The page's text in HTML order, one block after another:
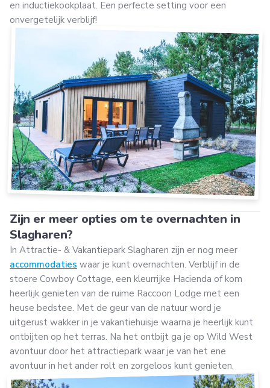
en inductiekookplaat. Een perfecte setting voor een
onvergetelijk verblijf!
Zijn er meer opties om te overnachten in
Slagharen?
In Attractie- & Vakantiepark Slagharen zijn er nog meer
accommodaties waar je kunt overnachten. Verblijf in de
stoere Cowboy Cottage, een kleurrijke Hacienda of kom
heerlijk genieten van de ruime Raccoon Lodge met een
heuse bedstee. Met de geur van de natuur word je
uitgerust wakker in je vakantiehuisje waarna je heerlijk kunt
ontbijten op het terras. Na het ontbijt ga je op Wild West
avontuur door het attractiepark waar je van het ene
avontuur in het ander rolt en zorgeloos kunt genieten.